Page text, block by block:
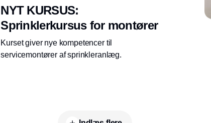
NYT KURSUS:
Sprinklerkursus for montører
Kurset giver nye kompetencer til
servicemontører af sprinkleranlæg.